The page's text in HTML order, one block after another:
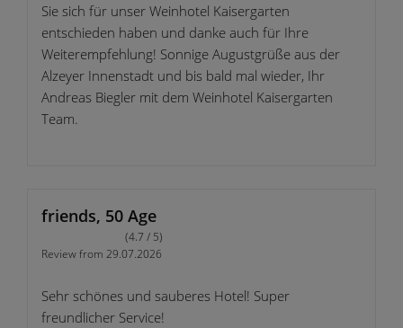
Sie sich für unser Weinhotel Kaisergarten
entschieden haben und danke auch für Ihre
Weiterempfehlung! Sonnige Augustgrüße aus der
Alzeyer Innenstadt und bis bald mal wieder, Ihr
Andreas Biegler mit dem Weinhotel Kaisergarten
Team.
friends, 50 Age
(4.7 / 5)
Review from 29.07.2026
Sehr schönes und sauberes Hotel! Super
freundlicher Service!